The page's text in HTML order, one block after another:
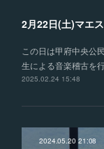
2月22日(土)マエ
この日は甲府中央公
生による音楽稽古を
2025.02.24 15:48
2024.05.20 21:08